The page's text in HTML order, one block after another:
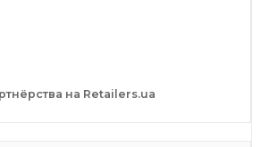
на Retailers.ua